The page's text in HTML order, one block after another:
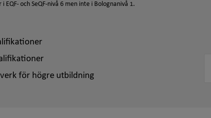
och SeQF-nivå 6 men inte i Bolognanivå 1.
för högre utbildning